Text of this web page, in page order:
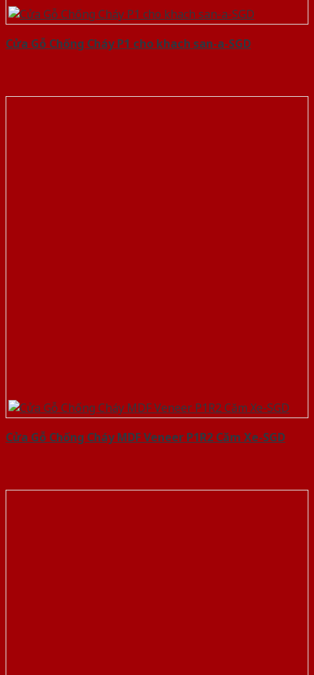
Cửa Gỗ Chống Cháy P1 cho khach san-a-SGD
Cửa Gỗ Chống Cháy MDF Veneer P1R2 Căm Xe-SGD